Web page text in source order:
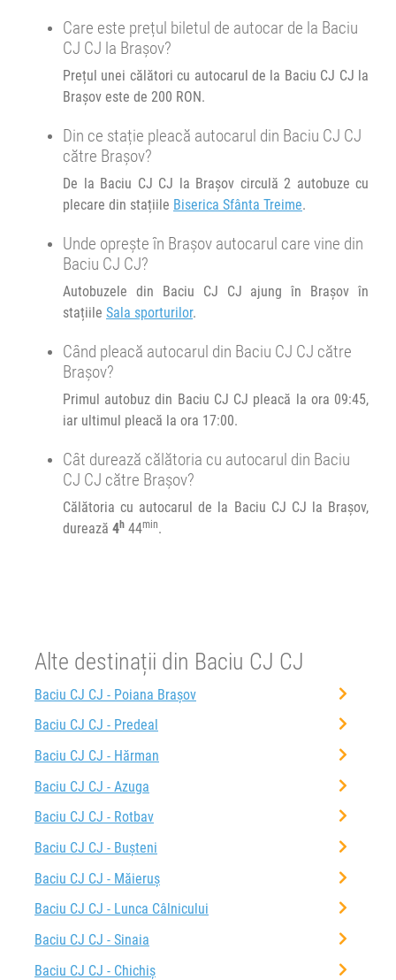
Durată:
min
Oradea Cluj Brașov
Afiseaza itinerariu
Brașov Sala sporturilor
min
Care este prețul biletul de autocar de la Baciu
CJ CJ la Brașov?
Prețul unei călători cu autocarul de la Baciu CJ CJ la
Brașov este de 200 RON.
Din ce stație pleacă autocarul din Baciu CJ CJ
către Brașov?
De la Baciu CJ CJ la Brașov circulă 2 autobuze cu
plecare din stațiile Biserica Sfânta Treime.
Unde oprește în Brașov autocarul care vine din
Baciu CJ CJ?
Autobuzele din Baciu CJ CJ ajung în Brașov în
stațiile Sala sporturilor.
Când pleacă autocarul din Baciu CJ CJ către
Brașov?
Primul autobuz din Baciu CJ CJ pleacă la ora 09:45,
iar ultimul pleacă la ora 17:00.
Cât durează călătoria cu autocarul din Baciu
CJ CJ către Brașov?
Călătoria cu autocarul de la Baciu CJ CJ la Brașov,
durează 4h 44min.
Alte destinații din Baciu CJ CJ
Baciu CJ CJ - Poiana Brașov
Baciu CJ CJ - Predeal
Baciu CJ CJ - Hărman
Baciu CJ CJ - Azuga
Baciu CJ CJ - Rotbav
Baciu CJ CJ - Bușteni
Baciu CJ CJ - Măieruș
Baciu CJ CJ - Lunca Câlnicului
Baciu CJ CJ - Sinaia
Baciu CJ CJ - Chichiș